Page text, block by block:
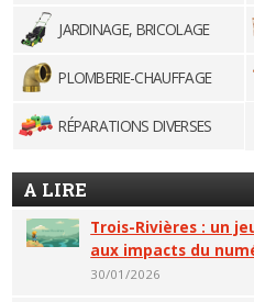
JARDINAGE, BRICOLAGE
PLOMBERIE-CHAUFFAGE
RÉPARATIONS DIVERSES
A LIRE
Trois-Rivières : un
aux impacts du
30/01/2026